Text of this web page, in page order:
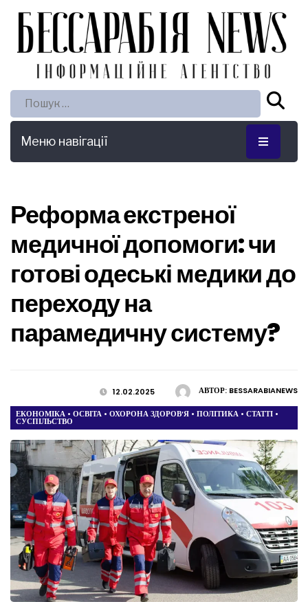
Пошук:
Меню навігації
Реформа екстреної
медичної допомоги: чи
готові одеські медики до
переходу на
парамедичну систему?
АВТОР: BESSARABIANEWS
12.02.2025
ЕКОНОМІКА • ОСВІТА • ОХОРОНА ЗДОРОВ’Я • ПОЛІТИКА • СТАТТІ •
СУСПІЛЬСТВО